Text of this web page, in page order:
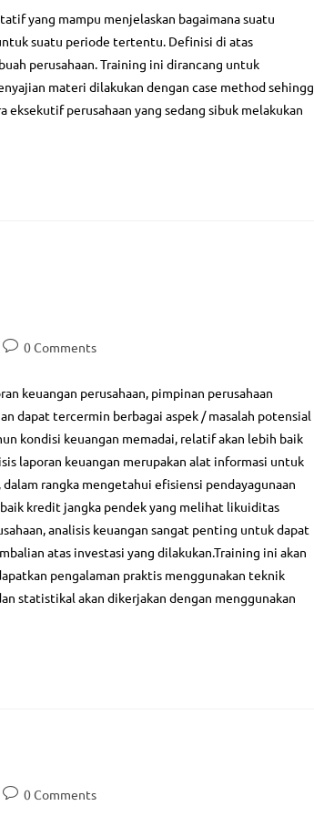
yang mampu menjelaskan bagaimana suatu
suatu periode tertentu. Definisi di atas
perusahaan. Training ini dirancang untuk
materi dilakukan dengan case method
perusahaan yang sedang sibuk melakukan
0 Comments
keuangan perusahaan, pimpinan perusahaan
dapat tercermin berbagai aspek / masalah potensial
kondisi keuangan memadai, relatif akan lebih baik
laporan keuangan merupakan alat informasi untuk
rangka mengetahui efisiensi pendayagunaan
kredit jangka pendek yang melihat likuiditas
analisis keuangan sangat penting untuk dapat
atas investasi yang dilakukan.Training ini akan
pengalaman praktis menggunakan teknik
statistikal akan dikerjakan dengan menggunakan
0 Comments
Specialist
Download
Project Management
Supply Chain & Management
Human Resource
Business Management
Information & Technology
Financial Management